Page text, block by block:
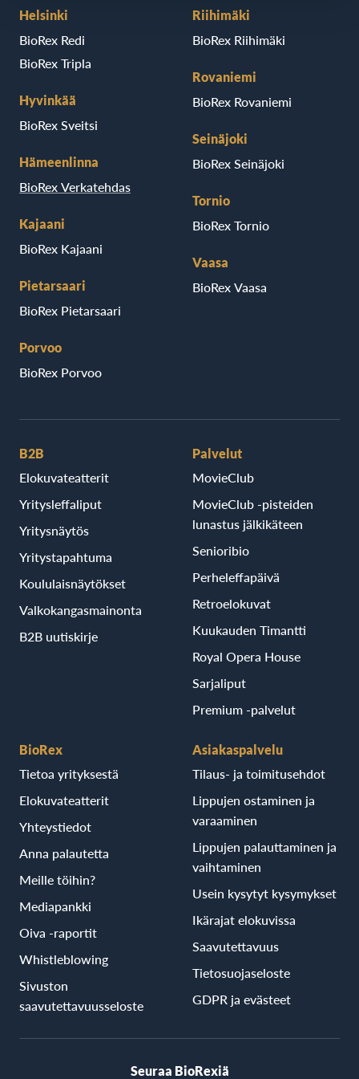
Helsinki
BioRex Redi
BioRex Tripla
Hyvinkää
BioRex Sveitsi
Hämeenlinna
BioRex Verkatehdas
Kajaani
BioRex Kajaani
Pietarsaari
BioRex Pietarsaari
Porvoo
BioRex Porvoo
Riihimäki
BioRex Riihimäki
Rovaniemi
BioRex Rovaniemi
Seinäjoki
BioRex Seinäjoki
Tornio
BioRex Tornio
Vaasa
BioRex Vaasa
B2B
Elokuvateatterit
Yritysleffaliput
Yritysnäytös
Yritystapahtuma
Koululaisnäytökset
Valkokangasmainonta
B2B uutiskirje
Palvelut
MovieClub
MovieClub -pisteiden
lunastus jälkikäteen
Senioribio
Perheleffapäivä
Retroelokuvat
Kuukauden Timantti
Royal Opera House
Sarjaliput
Premium -palvelut
BioRex
Tietoa yrityksestä
Elokuvateatterit
Yhteystiedot
Anna palautetta
Meille töihin?
Mediapankki
Oiva -raportit
Whistleblowing
Sivuston
saavutettavuusseloste
Asiakaspalvelu
Tilaus- ja toimitusehdot
Lippujen ostaminen ja
varaaminen
Lippujen palauttaminen ja
vaihtaminen
Usein kysytyt kysymykset
Ikärajat elokuvissa
Saavutettavuus
Tietosuojaseloste
GDPR ja evästeet
Seuraa BioRexiä